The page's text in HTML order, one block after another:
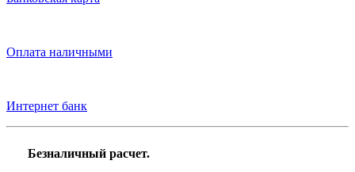
Оплата наличными
Интернет банк
Безналичный расчет.